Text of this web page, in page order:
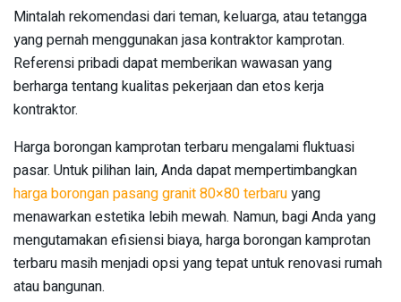
Mintalah rekomendasi dari teman, keluarga, atau tetangga
yang pernah menggunakan jasa kontraktor kamprotan.
Referensi pribadi dapat memberikan wawasan yang
berharga tentang kualitas pekerjaan dan etos kerja
kontraktor.
Harga borongan kamprotan terbaru mengalami fluktuasi
pasar. Untuk pilihan lain, Anda dapat mempertimbangkan
harga borongan pasang granit 80×80 terbaruyang
menawarkan estetika lebih mewah. Namun, bagi Anda yang
mengutamakan efisiensi biaya, harga borongan kamprotan
terbaru masih menjadi opsi yang tepat untuk renovasi rumah
atau bangunan.